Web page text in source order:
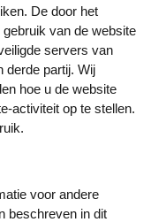
De door het
van de website
servers van
derde partij. Wij
hoe u de website
activiteit op te stellen.
beschreven in dit